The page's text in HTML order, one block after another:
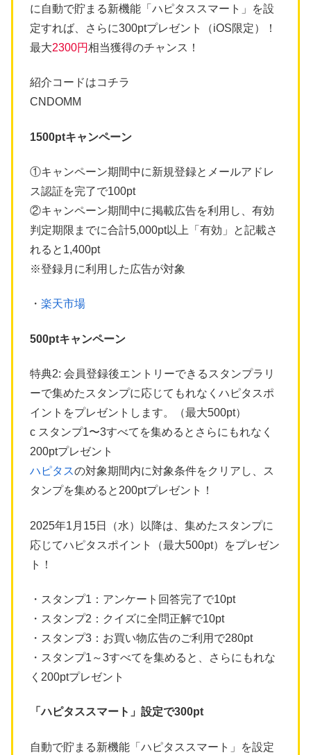
に自動で貯まる新機能「ハピタススマート」を設
定すれば、さらに300ptプレゼント（iOS限定）！
最大2300円相当獲得のチャンス！
紹介コードはコチラ
CNDOMM
1500ptキャンペーン
①キャンペーン期間中に新規登録とメールアドレ
ス認証を完了で100pt
②キャンペーン期間中に掲載広告を利用し、有効
判定期限までに合計5,000pt以上「有効」と記載さ
れると1,400pt
※登録月に利用した広告が対象
・ 楽天市場
500ptキャンペーン
特典2: 会員登録後エントリーできるスタンプラリ
ーで集めたスタンプに応じてもれなくハピタスポ
イントをプレゼントします。（最大500pt）
c スタンプ1〜3すべてを集めるとさらにもれなく
200ptプレゼント
ハピタスの対象期間内に対象条件をクリアし、ス
タンプを集めると200ptプレゼント！
2025年1月15日（水）以降は、集めたスタンプに
応じてハピタスポイント（最大500pt）をプレゼン
ト！
・スタンプ1：アンケート回答完了で10pt
・スタンプ2：クイズに全問正解で10pt
・スタンプ3：お買い物広告のご利用で280pt
・スタンプ1～3すべてを集めると、さらにもれな
く200ptプレゼント
「ハピタススマート」設定で300pt
自動で貯まる新機能「ハピタススマート」を設定